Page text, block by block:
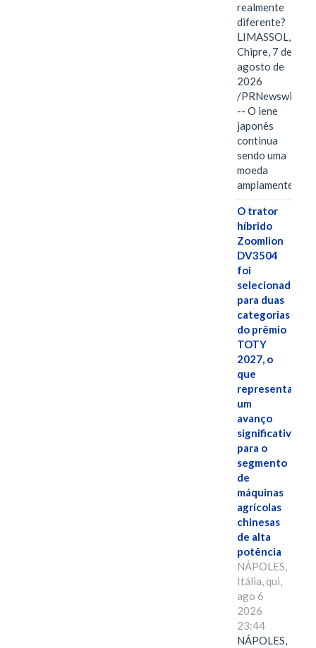
realmente
diferente?
LIMASSOL,
Chipre, 7 de
agosto de
2026
/PRNewswire/
-- O iene
japonês
continua
sendo uma
moeda
amplamente…
O trator
híbrido
Zoomlion
DV3504
foi
selecionado
para duas
categorias
do prêmio
TOTY
2027, o
que
representa
um
avanço
significativo
para o
segmento
de
máquinas
agrícolas
chinesas
de alta
potência
NÁPOLES,
Itália, qui,
ago 6
2026
23:44
NÁPOLES,